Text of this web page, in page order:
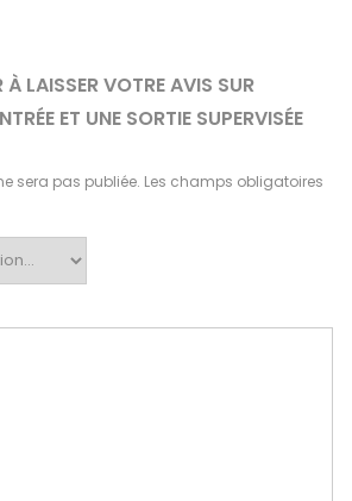
À LAISSER VOTRE AVIS SUR
ET UNE SORTIE SUPERVISÉE
sera pas publiée. Les champs obligatoires